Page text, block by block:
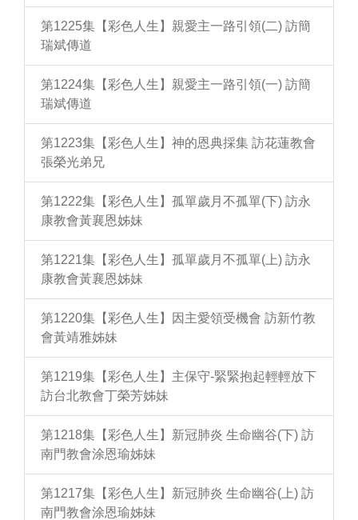
第1225集【彩色人生】親愛主一路引領(二) 訪簡
瑞斌傳道
第1224集【彩色人生】親愛主一路引領(一) 訪簡
瑞斌傳道
第1223集【彩色人生】神的恩典採集 訪花蓮教會
張榮光弟兄
第1222集【彩色人生】孤單歲月不孤單(下) 訪永
康教會黃襄恩姊妹
第1221集【彩色人生】孤單歲月不孤單(上) 訪永
康教會黃襄恩姊妹
第1220集【彩色人生】因主愛領受機會 訪新竹教
會黃靖雅姊妹
第1219集【彩色人生】主保守-緊緊抱起輕輕放下
訪台北教會丁榮芳姊妹
第1218集【彩色人生】新冠肺炎 生命幽谷(下) 訪
南門教會涂恩瑜姊妹
第1217集【彩色人生】新冠肺炎 生命幽谷(上) 訪
南門教會涂恩瑜姊妹